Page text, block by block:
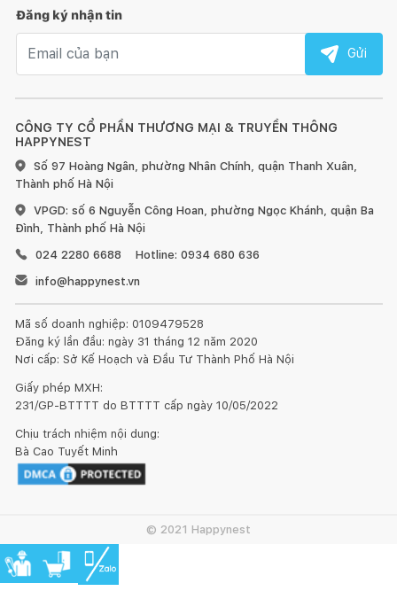
CÔNG TY CỔ PHẦN THƯƠNG MẠI & TRUYỀN THÔNG
HAPPYNEST
Số 97 Hoàng Ngân, phường Nhân Chính, quận Thanh Xuân,
Thành phố Hà Nội
VPGD: số 6 Nguyễn Công Hoan, phường Ngọc Khánh, quận Ba
Đình, Thành phố Hà Nội
024 2280 6688
Hotline: 0934 680 636
info@happynest.vn
Mã số doanh nghiệp: 0109479528
Đăng ký lần đầu: ngày 31 tháng 12 năm 2020
Nơi cấp: Sở Kế Hoạch và Đầu Tư Thành Phố Hà Nội
Giấy phép MXH:
231/GP-BTTTT do BTTTT cấp ngày 10/05/2022
Chịu trách nhiệm nội dung:
Bà Cao Tuyết Minh
Đăng ký nhận tin
Gửi
© 2021 Happynest